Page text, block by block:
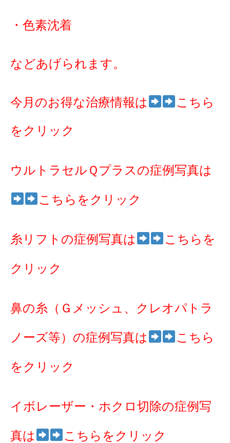
・色素沈着
などあげられます。
今月のお得な治療情報は こちら
をクリック
ウルトラセルＱプラスの症例写真は
こちらをクリック
糸リフトの症例写真は こちらを
クリック
鼻の糸（Ｇメッシュ、クレオパトラ
ノーズ等）の症例写真は こちら
をクリック
イボレーザー・ホクロ切除の症例写
真は こちらをクリック